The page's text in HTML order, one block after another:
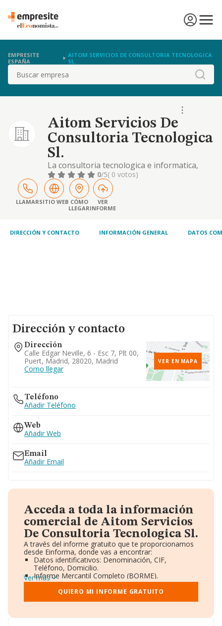
EMPRESITE
ESPAÑA
AITOM SERVICIOS DE CONSULTORIA TECNOLOGICA
SL.
Buscar
Aitom Servicios De
Consultoria Tecnologica
Sl.
La consultoria tecnologica e informatica,
incluyendo el analisis, diseño, desarrollo
implementacion
0/5( 0 votos)
LLAMARSITIO WEB CÓMO
LLEGAR
VER
INFORME
DIRECCIÓN Y CONTACTO INFORMACIÓN GENERAL DATOS
Dirección y contacto
Dirección
Calle Edgar Neville, 6 - Esc 7, Plt 00,
Puert, Madrid, 28020, Madrid
Como llegar
VER EN MAPA
Teléfono
Añadir Teléfono
Web
Añadir Web
Email
Añadir Email
Acceda a toda la información
comercial de Aitom Servicios
De Consultoria Tecnologica Sl.
A través del informe gratuito que te proporcionamos
desde Einforma, donde vas a encontrar:
Datos identificativos: Denominación, CIF,
Teléfono, Domicilio.
Informe Mercantil Completo (BORME).
Gráficos de Evolución Ventas y Empleados.
Consejo de Administración y Administradores.
Directivos y Ejecutivos.
Ver más
QUIERO MI INFORME GRATUITO